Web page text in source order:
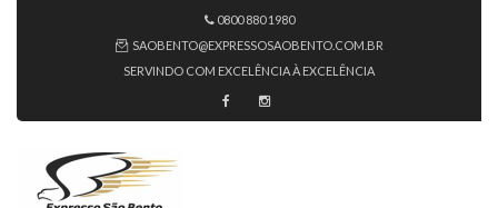
0800 880 1980
SAOBENTO@EXPRESSOSAOBENTO.COM.BR
SERVINDO COM EXCELÊNCIA À EXCELÊNCIA